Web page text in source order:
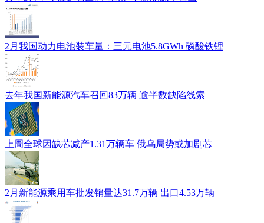
2月我国动力电池装车量：三元电池5.8GWh 磷酸铁锂
去年我国新能源汽车召回83万辆 逾半数缺陷线索
上周全球因缺芯减产1.31万辆车 俄乌局势或加剧芯
2月新能源乘用车批发销量达31.7万辆 出口4.53万辆